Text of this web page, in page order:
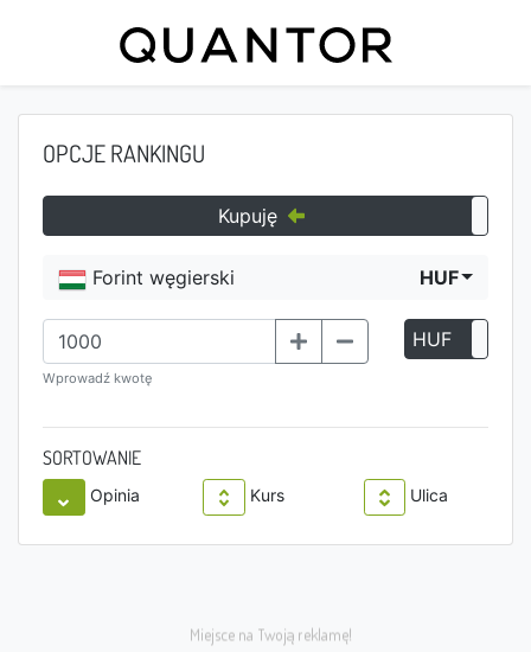
OPCJE RANKINGU
Kupuję
Forint węgierski HUF
Wprowadź kwotę
HUF
SORTOWANIE
Opinia Kurs Ulica